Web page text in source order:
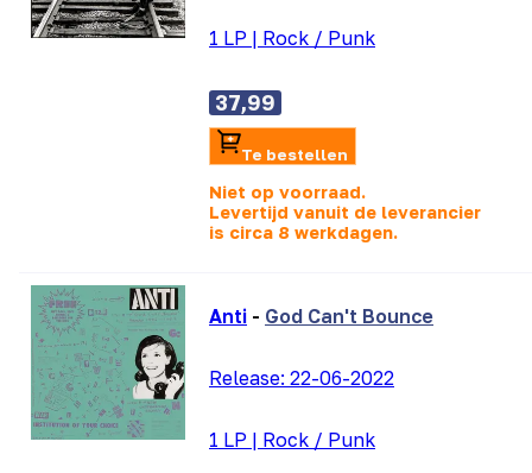
1 LP | Rock / Punk
37,99
Te bestellen
Niet op voorraad.
Levertijd vanuit de leverancier
is circa 8 werkdagen.
Anti - God Can't Bounce
Release: 22-06-2022
1 LP | Rock / Punk